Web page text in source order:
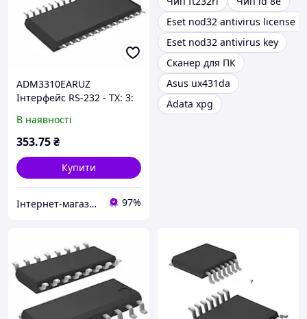
ADM3310EARUZ
Інтерфейс RS-232 - TX: 3:
/ с: Напруга: 2.7 В
В наявності
353.75₴
Купити
Інтернет-магазин ЗНАКОМО! Відправка від 1 до 5 днів! На деякі товари може бути передплата! 97%
Eset nod32 antivirus license
Eset nod32 antivirus key
Сканер для ПК
Asus ux431da
Adata xpg